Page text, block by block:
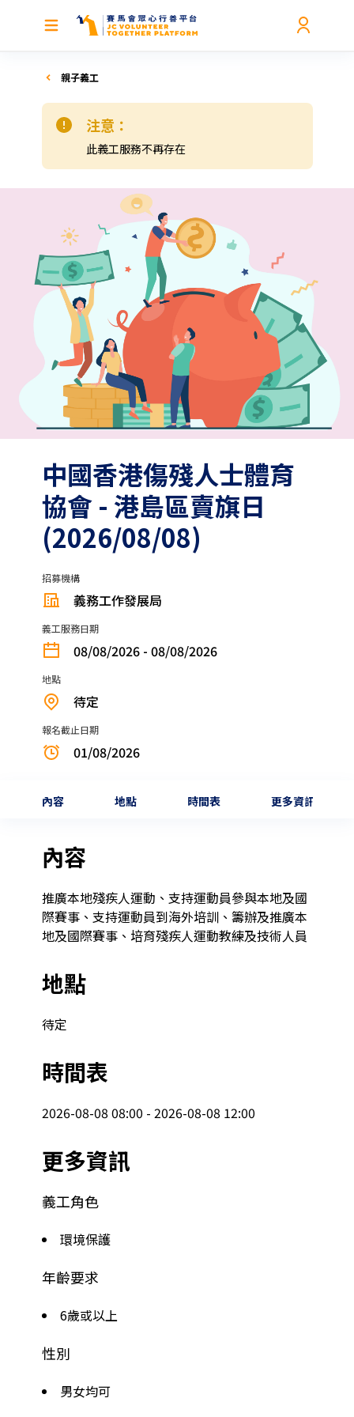
親子義工
注意：
此義工服務不再存在
中國香港傷殘人士體育
協會 - 港島區賣旗日
(2026/08/08)
招募機構
義務工作發展局
義工服務日期
08/08/2026 - 08/08/2026
地點
待定
報名截止日期
01/08/2026
內容 地點 時間表 更多資訊
內容
推廣本地殘疾人運動、支持運動員參與本地及國
際賽事、支持運動員到海外培訓、籌辦及推廣本
地及國際賽事、培育殘疾人運動教練及技術人員
地點
待定
時間表
2026-08-08 08:00 - 2026-08-08 12:00
更多資訊
義工角色
環境保護
年齡要求
6歲或以上
性別
男女均可